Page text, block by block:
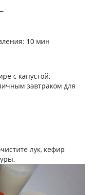
10 мин
с капустой,
завтраком для
лук, кефир